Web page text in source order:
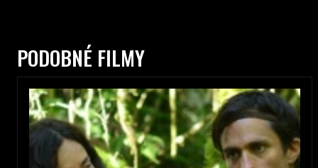
PODOBNÉ FILMY